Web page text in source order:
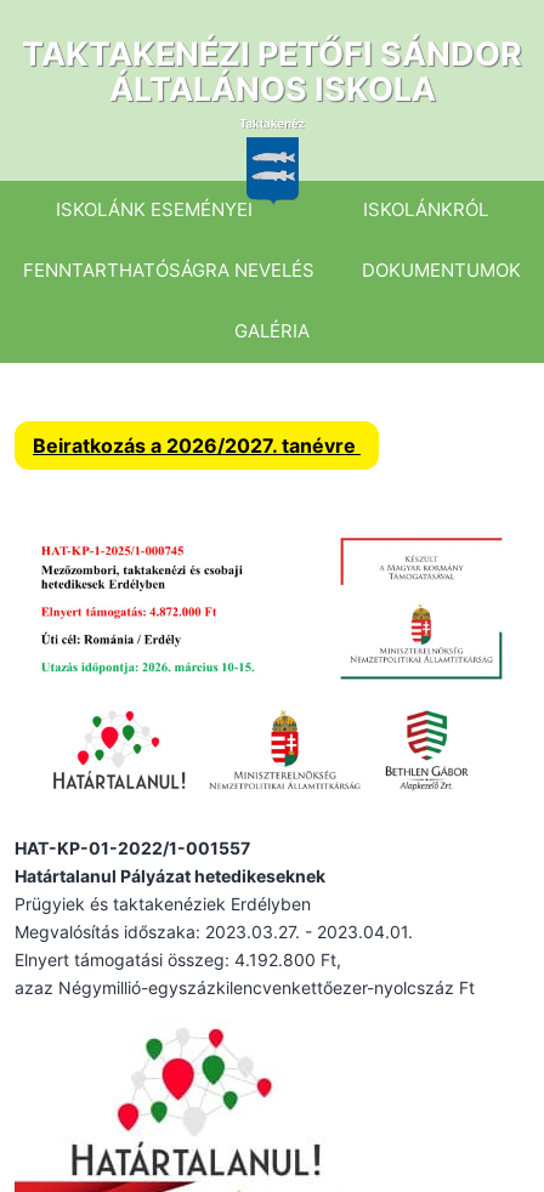
tartalomhoz
TAKTAKENÉZI PETŐFI SÁNDOR
ÁLTALÁNOS ISKOLA
ISKOLÁNK ESEMÉNYEI ISKOLÁNKRÓL
FENNTARTHATÓSÁGRA NEVELÉS DOKUMENTUMOK
GALÉRIA
Beiratkozás a 2026/2027. tanévre
HAT-KP-01-2022/1-001557
Határtalanul Pályázat hetedikeseknek
Prügyiek és taktakenéziek Erdélyben
Megvalósítás időszaka: 2023.03.27. - 2023.04.01.
Elnyert támogatási összeg: 4.192.800 Ft,
azaz Négymillió-egyszázkilencvenkettőezer-nyolcszáz Ft